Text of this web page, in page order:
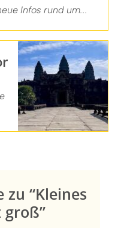
Infos rund um...
“Kleines
groß”